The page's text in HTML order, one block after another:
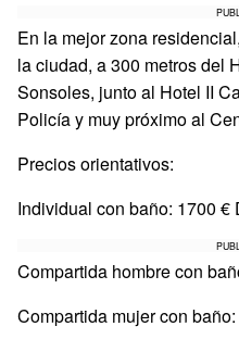
En la mejor zona
la ciudad, a 300 metros del
Sonsoles, junto al Hotel II
Policía y muy próximo al
Precios orientativos:
Individual con baño: 1700 €
Compartida hombre con
Compartida mujer con